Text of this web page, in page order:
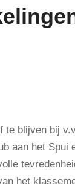
te blijven bij
aan het Spui
het